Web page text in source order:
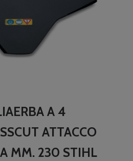
A 4
ATTACCO
MM. 230 STIHL